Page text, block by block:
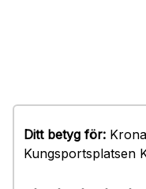
Ditt betyg för:
Kungsportsplatsen